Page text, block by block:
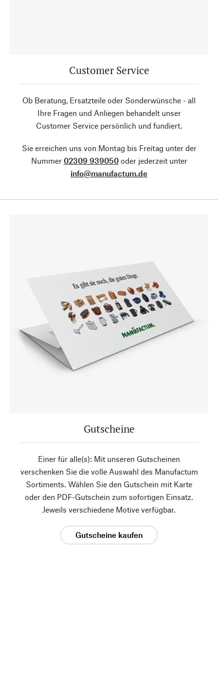
Customer Service
Ob Beratung, Ersatzteile oder Sonderwünsche - all
Ihre Fragen und Anliegen behandelt unser
Customer Service persönlich und fundiert.
Sie erreichen uns von Montag bis Freitag unter der
Nummer 02309 939050oder jederzeit unter
info@manufactum.de
Gutscheine
Einer für alle(s): Mit unseren Gutscheinen
verschenken Sie die volle Auswahl des Manufactum
Sortiments. Wählen Sie den Gutschein mit Karte
oder den PDF-Gutschein zum sofortigen Einsatz.
Jeweils verschiedene Motive verfügbar.
Gutscheine kaufen